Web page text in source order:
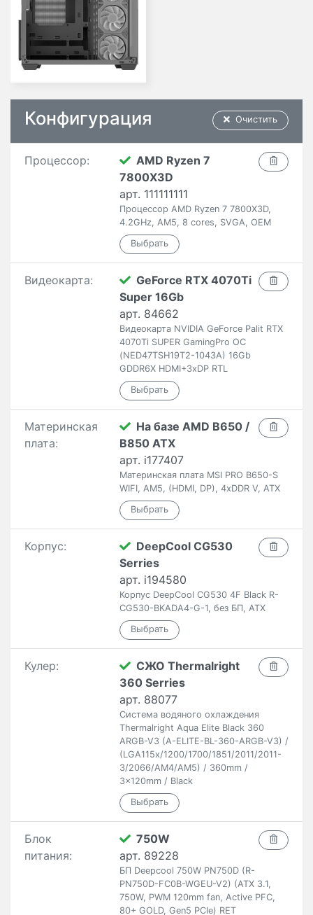
Очистить
Конфигурация
Процессор:
AMD Ryzen 7
7800X3D
арт. 111111111
Процессор AMD Ryzen 7 7800X3D,
4.2GHz, AM5, 8 cores, SVGA, OEM
Видеокарта:
GeForce RTX 4070Ti
Super 16Gb
арт. 84662
Видеокарта NVIDIA GeForce Palit RTX
4070Ti SUPER GamingPro OC
(NED47TSH19T2-1043A) 16Gb
GDDR6X HDMI+3xDP RTL
Материнская
плата:
На базе AMD B650 /
B850 ATX
арт. i177407
Материнская плата MSI PRO B650-S
WIFI, AM5, (HDMI, DP), 4xDDR V, ATX
Корпус:
DeepCool CG530
Serries
арт. i194580
Корпус DeepCool CG530 4F Black R-
CG530-BKADA4-G-1, без БП, ATX
Кулер:
СЖО Thermalright
360 Serries
арт. 88077
Система водяного охлаждения
Thermalright Aqua Elite Black 360
ARGB-V3 (A-ELITE-BL-360-ARGB-V3) /
(LGA115x/1200/1700/1851/2011/2011-
3/2066/AM4/AM5) / 360mm /
3x120mm / Black
Блок
питания:
750W
арт. 89228
БП Deepcool 750W PN750D (R-
PN750D-FC0B-WGEU-V2) (ATX 3.1,
750W, PWM 120mm fan, Active PFC,
80+ GOLD, Gen5 PCIe) RET